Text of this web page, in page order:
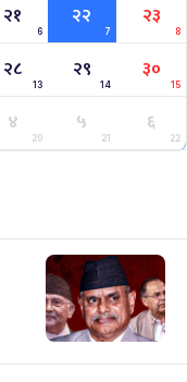
२१
6
२२
7
२३
8
२८
13
२९
14
३०
15
४
20
५
21
६
22